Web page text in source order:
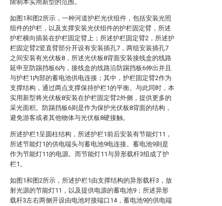
限制本实用新型的范围。
如图1和图2所示，一种河道护栏光伏组件，包括安装光照
组件的护栏，以及支撑安装光伏组件的护栏固定臂，所述
护栏横向插装在护栏固定臂上；所述护栏固定臂2，所述护
栏固定臂2竖直臂部分开设有安装插孔7，两组安装插孔7
之间安装有光伏板8，所述光伏板8背面安装接线盒的线路
延申至防踢挡板6内，接线盒的线路沿防踢挡板6伸出并且
与护栏1内部的蓄电池供电连接；其中，护栏固定臂2作为
支撑结构，通过两点支撑保持护栏1的平衡。与此同时，本
实用新型将光伏板8安装在护栏固定臂2外侧，提供更多的
采光面积。防踢挡板6则是作为保护光伏板8背面的结构，
避免游客或者其他物体与光伏板8硬接触。
所述护栏1呈圆柱结构，所述护栏1前后安装有节能灯11，
所述节能灯1的供电端头与蓄电池9电连接。蓄电池9则是
作为节能灯11的电源。而节能灯11与异形载杆3组成了护
栏1。
如图1和图2所示，所述护栏1由支撑结构的异形载杆3，放
射光源的节能灯11，以及提供电源的蓄电池9；所述异形
载杆3左右两侧开设由电池对接端口14，蓄电池9的供电端